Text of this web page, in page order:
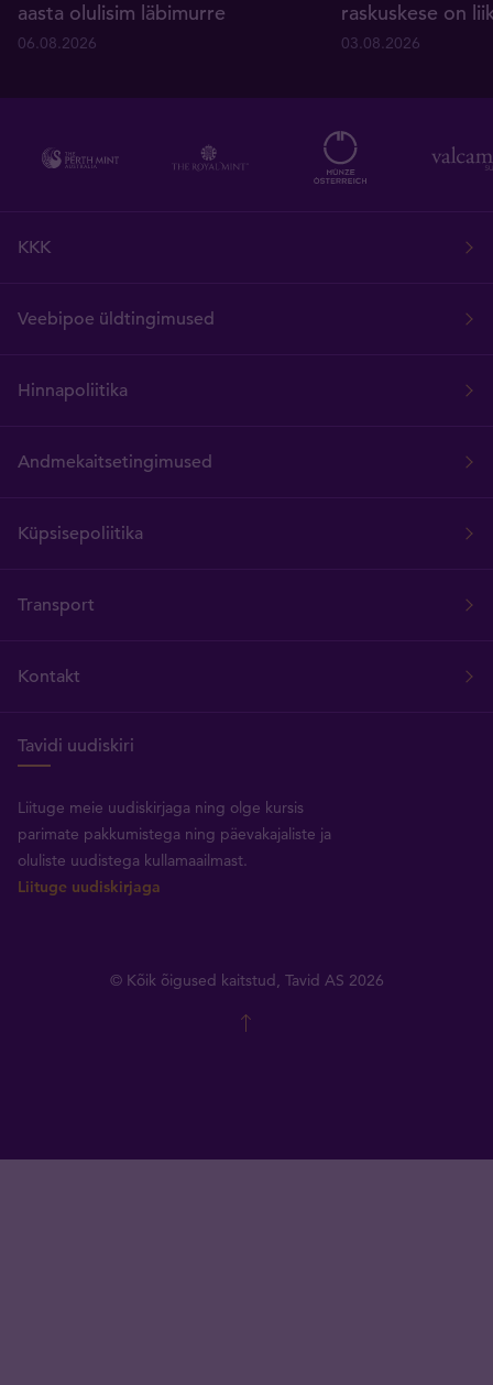
aasta olulisim läbimurre
06.08.2026
raskuskese on
03.08.2026
KKK
Veebipoe üldtingimused
Hinnapoliitika
Andmekaitsetingimused
Küpsisepoliitika
Transport
Kontakt
Tavidi uudiskiri
Liituge meie uudiskirjaga ning olge kursis
parimate pakkumistega ning päevakajaliste ja
oluliste uudistega kullamaailmast.
Liituge uudiskirjaga
© Kõik õigused kaitstud, Tavid AS 2026